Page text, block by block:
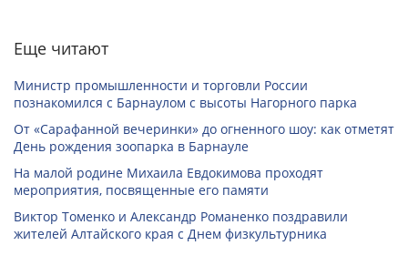
Еще читают
Министр промышленности и торговли России
познакомился с Барнаулом с высоты Нагорного парка
От «Сарафанной вечеринки» до огненного шоу: как отметят
День рождения зоопарка в Барнауле
На малой родине Михаила Евдокимова проходят
мероприятия, посвященные его памяти
Виктор Томенко и Александр Романенко поздравили
жителей Алтайского края с Днем физкультурника